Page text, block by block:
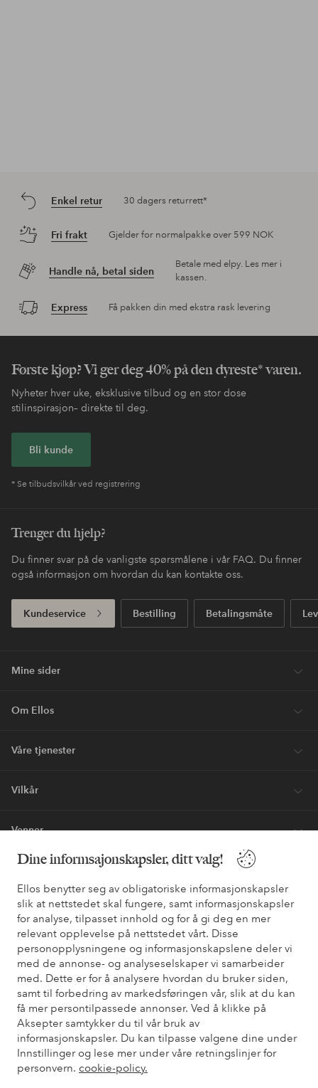
Dine informsajonskapsler, ditt valg!
Ellos benytter seg av obligatoriske informasjonskapsler
slik at nettstedet skal fungere, samt informasjonskapsler
for analyse, tilpasset innhold og for å gi deg en mer
relevant opplevelse på nettstedet vårt. Disse
personopplysningene og informasjonskapslene deler vi
med de annonse- og analyseselskaper vi samarbeider
med. Dette er for å analysere hvordan du bruker siden,
samt til forbedring av markedsføringen vår, slik at du kan
få mer persontilpassede annonser. Ved å klikke på
Aksepter samtykker du til vår bruk av
informasjonskapsler. Du kan tilpasse valgene dine under
Innstillinger og lese mer under våre retningslinjer for
personvern. cookie-policy.
Enkel retur 30 dagers returrett*
Fri frakt Gjelder for normalpakke over 599 NOK
Handle nå, betal siden
Betale med elpy. Les mer i
kassen.
Express Få pakken din med ekstra rask levering
Første kjøp? Vi ger deg 40% på den dyreste* varen.
Nyheter hver uke, eksklusive tilbud og en stor dose
stilinspirasjon– direkte til deg.
Bli kunde
* Se tilbudsvilkår ved registrering
Trenger du hjelp?
Du finner svar på de vanligste spørsmålene i vår FAQ. Du finner
også informasjon om hvordan du kan kontakte oss.
Kundeservice Bestilling Betalingsmåte
Mine sider
Om Ellos
Våre tjenester
Vilkår
Venner
Sikre betalinger - Betal direkte eller del opp
Vil du vite mer om våre betalingsalternativer?
elpy elpy
Norge - Velg land
Facebook Instagram Pinterest Youtube